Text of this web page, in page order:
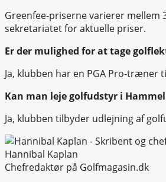
Greenfee-priserne varierer mellem
sekretariatet for aktuelle priser.
Er der mulighed for at tage
Ja, klubben har en PGA Pro-
Kan man leje golfudstyr i
Ja, klubben tilbyder udlejning af
Hannibal Kaplan
Chefredaktør på Golfmagasin.dk